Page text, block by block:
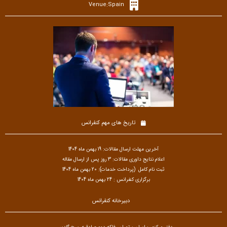
Venue:Spain
تاریخ های مهم کنفرانس
آخرین مهلت ارسال مقالات: 19 بهمن ماه 1404
اعلام نتایج داوری مقالات: 3 روز پس از ارسال مقاله
ثبت نام کامل (پرداخت خدمات): 20 بهمن ماه 1404
برگزاری کنفرانس : 24 بهمن ماه 1404
دبیرخانه کنفرانس